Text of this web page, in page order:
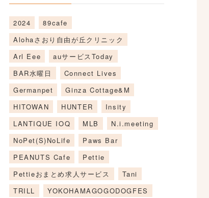
2024
89cafe
Alohaさおり自由が丘クリニック
Arl Eee
auサービスToday
BAR水曜日
Connect Lives
Germanpet
Ginza Cottage&M
HITOWAN
HUNTER
Insity
LANTIQUE IOQ
MLB
N.i.meeting
NoPet(S)NoLife
Paws Bar
PEANUTS Cafe
Pettie
Pettieおまとめ求人サービス
Tani
TRILL
YOKOHAMAGOGODOGFES